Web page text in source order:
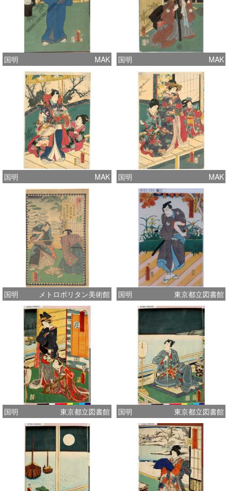
国明 MAK 国明 MAK
国明 MAK 国明 MAK
国明 メトロポリタン美術館 国明 東京都立図書館
国明 東京都立図書館 国明 東京都立図書館